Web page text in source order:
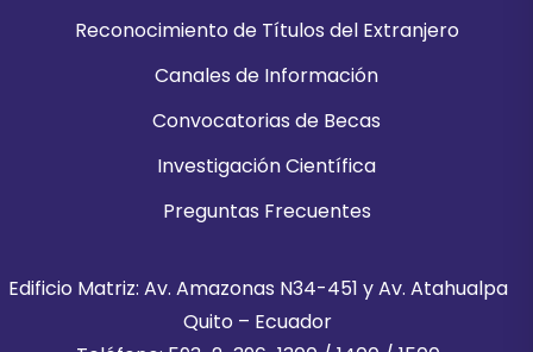
Reconocimiento de Títulos del Extranjero
Canales de Información
Convocatorias de Becas
Investigación Científica
Preguntas Frecuentes
Edificio Matriz: Av. Amazonas N34-451 y Av. Atahualpa
Quito – Ecuador